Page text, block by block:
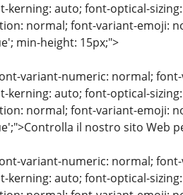
kerning: auto; font-optical-
normal; font-variant-emoji:
min-height: 15px;">
variant-numeric: normal;
kerning: auto; font-optical-
normal; font-variant-emoji:
il nostro sito Web
variant-numeric: normal;
kerning: auto; font-optical-